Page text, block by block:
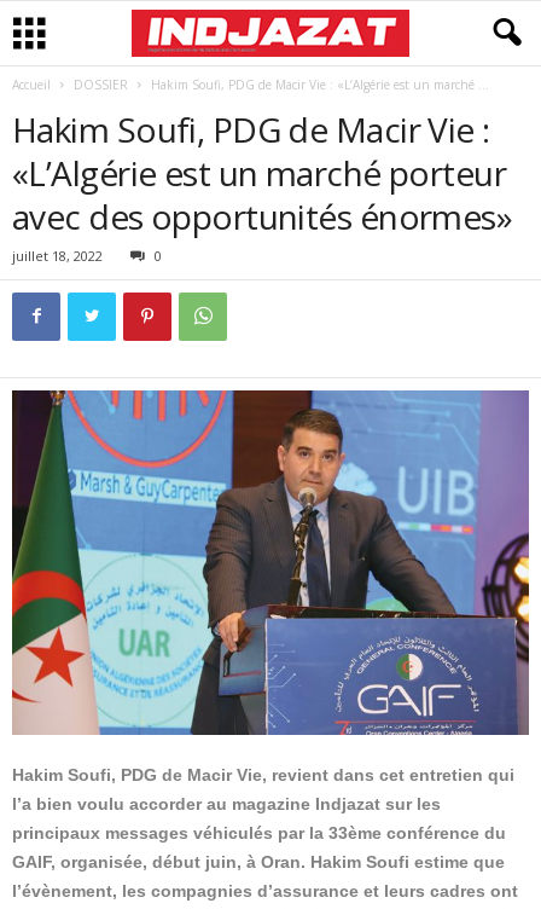
Accueil DOSSIER Hakim Soufi, PDG de Macir Vie : «L’Algérie est un marché ...
Hakim Soufi, PDG de Macir Vie :
«L’Algérie est un marché porteur
avec des opportunités énormes»
juillet 18, 2022 0
Hakim Soufi, PDG de Macir Vie, revient dans cet entretien qui
l’a bien voulu accorder au magazine Indjazat sur les
principaux messages véhiculés par la 33ème conférence du
GAIF, organisée, début juin, à Oran. Hakim Soufi estime que
l’évènement, les compagnies d’assurance et leurs cadres ont